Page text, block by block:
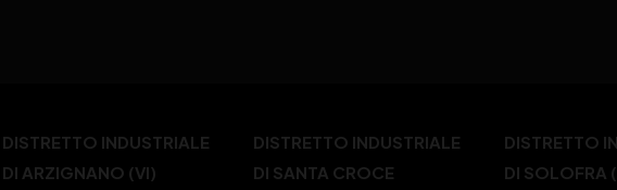
DISTRETTO INDUSTRIALE
DI ARZIGNANO (VI)
DISTRETTO INDUSTRIALE
DI SANTA CROCE
DISTRETTO
DI SOLOFRA